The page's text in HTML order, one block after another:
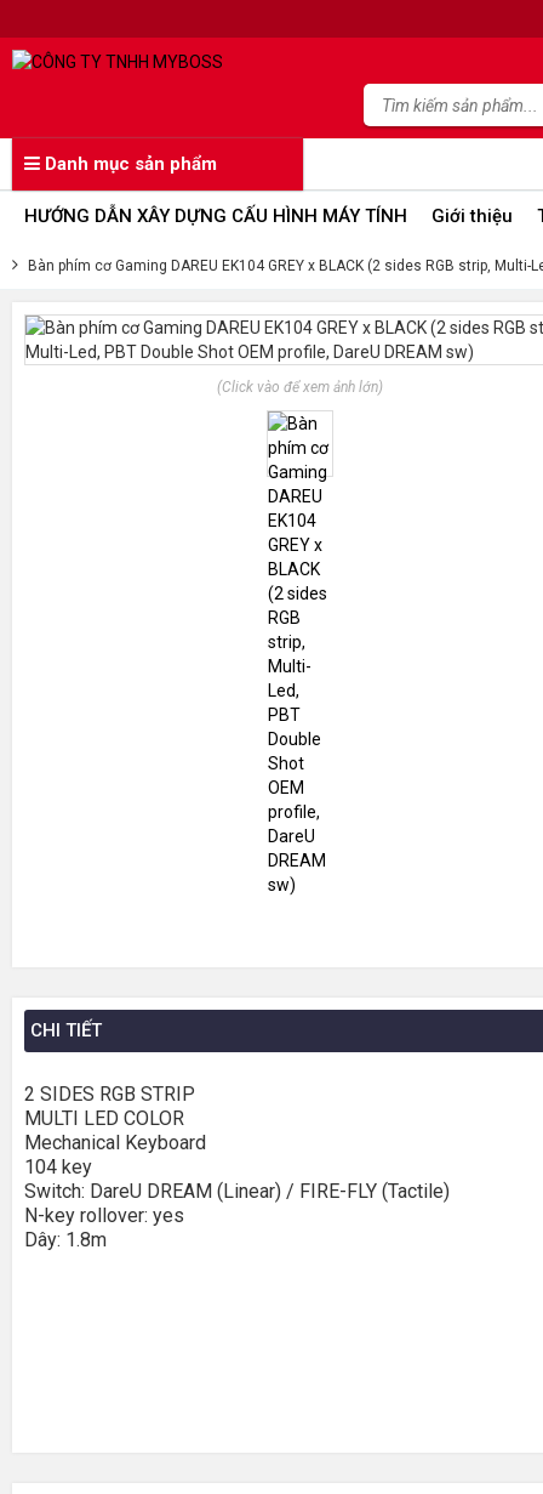
Danh mục sản phẩm
HƯỚNG DẪN XÂY DỰNG CẤU HÌNH MÁY TÍNH Giới thiệu
Bàn phím cơ Gaming DAREU EK104 GREY x BLACK (2 sides RGB strip, Multi-
(Click vào để xem ảnh lớn)
CHI TIẾT
2 SIDES RGB STRIP
MULTI LED COLOR
Mechanical Keyboard
104 key
Switch: DareU DREAM (Linear) / FIRE-FLY (Tactile)
N-key rollover: yes
Dây: 1.8m